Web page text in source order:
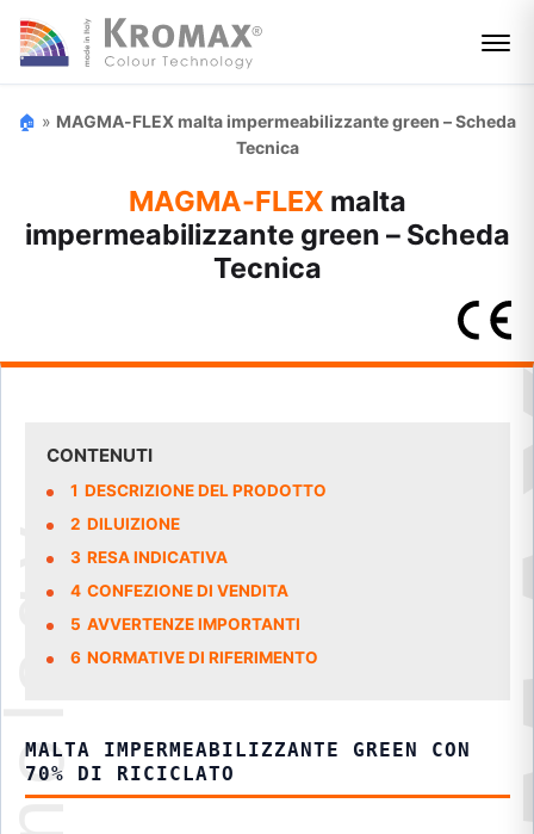
🏠 » MAGMA-FLEX malta impermeabilizzante green – Scheda
Tecnica
MAGMA-FLEX malta
impermeabilizzante green – Scheda
Tecnica
CONTENUTI
1 DESCRIZIONE DEL PRODOTTO
2 DILUIZIONE
3 RESA INDICATIVA
4 CONFEZIONE DI VENDITA
5 AVVERTENZE IMPORTANTI
6 NORMATIVE DI RIFERIMENTO
MALTA IMPERMEABILIZZANTE GREEN CON
70% DI RICICLATO